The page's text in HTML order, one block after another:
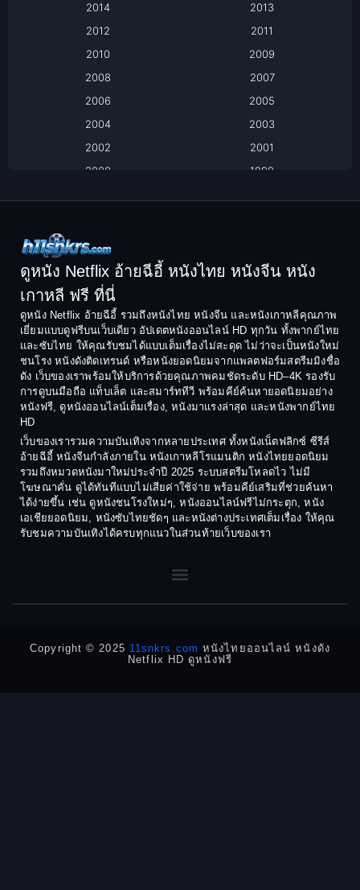
Comedy ตลก
Coming-of-age ชีวิตวัยรุ่น
Crime อาชญากรรม
Crime อาชญากรรม
Culture
Dance เต้น
Dark Comedy ตลกร้าย
Detective สืบสวน
2014
2013
2012
2011
2010
2009
2008
2007
2006
2005
2004
2003
2002
2001
2000
1999
1994
1992
1991
1990
1988
1987
1986
1985
1984
1983
1982
1981
1980
1978
1974
1973
1972
1971
1970
1969
1968
1964
ดูหนัง Netflix อ้ายฉีอี้ หนังไทย หนังจีน หนัง
เกาหลี ฟรี ที่นี่
ดูหนัง Netflix อ้ายฉีอี้ รวมถึงหนังไทย หนังจีน และหนังเกาหลีคุณภาพ
เยี่ยมแบบดูฟรีบนเว็บเดียว อัปเดตหนังออนไลน์ HD ทุกวัน ทั้งพากย์ไทย
และซับไทย ให้คุณรับชมได้แบบเต็มเรื่องไม่สะดุด ไม่ว่าจะเป็นหนังใหม่
ชนโรง หนังดังติดเทรนด์ หรือหนังยอดนิยมจากแพลตฟอร์มสตรีมมิงชื่อ
ดัง เว็บของเราพร้อมให้บริการด้วยคุณภาพคมชัดระดับ HD–4K รองรับ
การดูบนมือถือ แท็บเล็ต และสมาร์ททีวี พร้อมคีย์ค้นหายอดนิยมอย่าง
หนังฟรี, ดูหนังออนไลน์เต็มเรื่อง, หนังมาแรงล่าสุด และหนังพากย์ไทย
HD
เว็บของเรารวมความบันเทิงจากหลายประเทศ ทั้งหนังเน็ตฟลิกซ์ ซีรีส์
อ้ายฉีอี้ หนังจีนกำลังภายใน หนังเกาหลีโรแมนติก หนังไทยยอดนิยม
รวมถึงหมวดหนังมาใหม่ประจำปี 2025 ระบบสตรีมโหลดไว ไม่มี
โฆษณาคั่น ดูได้ทันทีแบบไม่เสียค่าใช้จ่าย พร้อมคีย์เสริมที่ช่วยค้นหา
ได้ง่ายขึ้น เช่น ดูหนังชนโรงใหม่ๆ, หนังออนไลน์ฟรีไม่กระตุก, หนัง
เอเชียยอดนิยม, หนังซับไทยชัดๆ และหนังต่างประเทศเต็มเรื่อง ให้คุณ
รับชมความบันเทิงได้ครบทุกแนวในส่วนท้ายเว็บของเรา
Copyright © 2025 11snkrs.com หนังไทยออนไลน์ หนังดัง
Netflix HD ดูหนังฟรี